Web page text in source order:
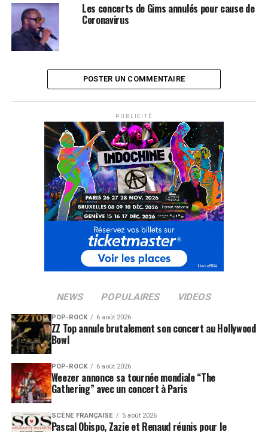
Les concerts de Gims annulés pour cause de
Coronavirus
POSTER UN COMMENTAIRE
PUBLICITÉ
NEWS POPULAIRES VIDEOS
POP-ROCK 6 août 2026
ZZ Top annule brutalement son concert au Hollywood
Bowl
POP-ROCK 6 août 2026
Weezer annonce sa tournée mondiale “The
Gathering” avec un concert à Paris
SCÈNE FRANÇAISE 5 août 2026
Pascal Obispo, Zazie et Renaud réunis pour le